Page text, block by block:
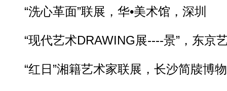
“洗心革面”联展，华•美术馆，深圳
“现代艺术DRAWING展----景”，东京
“红日”湘籍艺术家联展，长沙简牍博